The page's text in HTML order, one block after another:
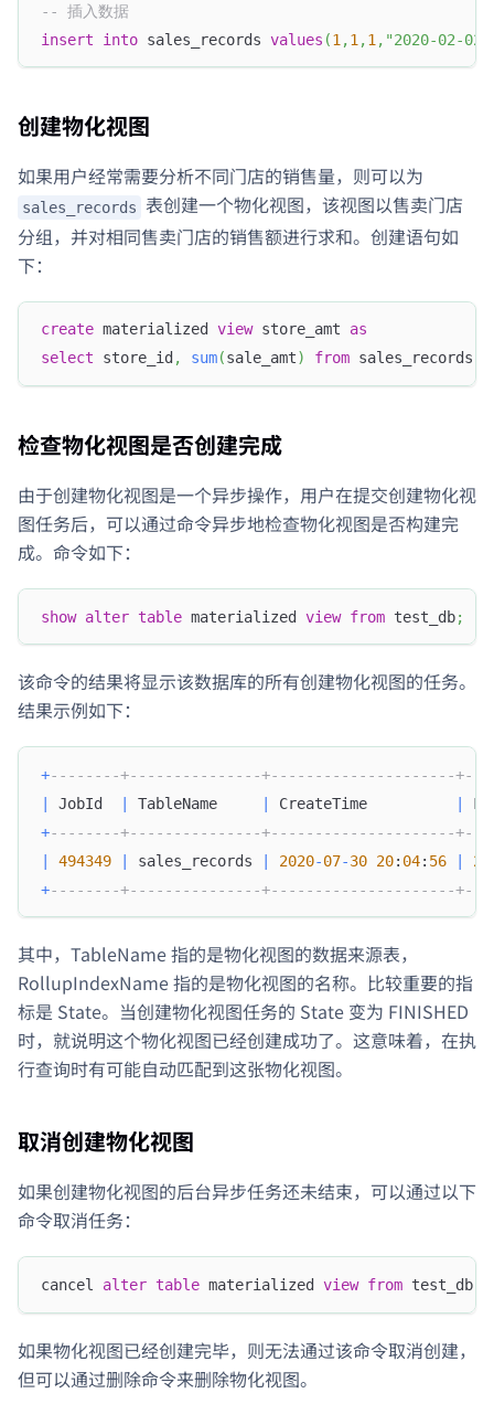
-- 插入数据
insert
into sales_records values (1 ,1 ,1 , "2020-02-02"
创建物化视图
如果用户经常需要分析不同门店的销售量，则可以为
sales_records
表创建一个物化视图，该视图以售卖门店
分组，并对相同售卖门店的销售额进行求和。创建语句如
下：
create materialized view store_amt as
select store_id , sum(sale_amt) from sales_records
检查物化视图是否创建完成
由于创建物化视图是一个异步操作，用户在提交创建物化视
图任务后，可以通过命令异步地检查物化视图是否构建完
成。命令如下：
show alter table materialized view from test_db;
该命令的结果将显示该数据库的所有创建物化视图的任务。
结果示例如下：
+--------+---------------+---------------------
JobId TableName CreateTime
+--------+---------------+---------------------
494349 sales_records 2020-07-30 20: 04: 56
+--------+---------------+---------------------
其中，TableName 指的是物化视图的数据来源表，
RollupIndexName 指的是物化视图的名称。比较重要的指
标是 State。当创建物化视图任务的 State 变为 FINISHED
时，就说明这个物化视图已经创建成功了。这意味着，在执
行查询时有可能自动匹配到这张物化视图。
取消创建物化视图
如果创建物化视图的后台异步任务还未结束，可以通过以下
命令取消任务：
cancel alter table materialized view from test_db
如果物化视图已经创建完毕，则无法通过该命令取消创建，
但可以通过删除命令来删除物化视图。